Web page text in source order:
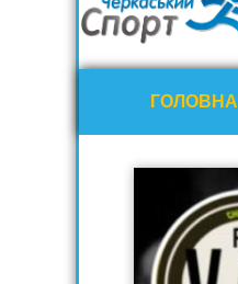
ГОЛОВНА